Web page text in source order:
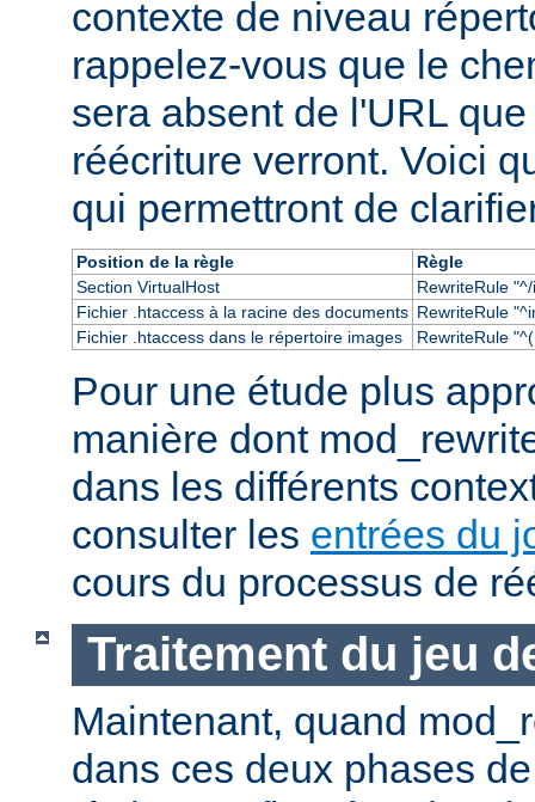
contexte de niveau
rappelez-vous que le
sera absent de l'URL
réécriture verront. Voici
qui permettront de
Position de la règle
Règle
Section VirtualHost
RewriteRule
Fichier .htaccess à la racine des documents RewriteRule
Fichier .htaccess dans le répertoire images
RewriteRule
Pour une étude plus
manière dont
dans les différents
consulter les entrées du
cours du processus de
Traitement du jeu
Maintenant, quand
dans ces deux phases